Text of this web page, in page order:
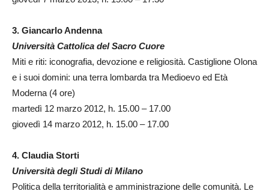
3. Giancarlo Andenna
Università Cattolica del Sacro Cuore
Miti e riti: iconografia, devozione e religiosità. Castiglione Olona
e i suoi domini: una terra lombarda tra Medioevo ed Età
Moderna (4 ore)
martedì 12 marzo 2012, h. 15.00 – 17.00
giovedì 14 marzo 2012, h. 15.00 – 17.00
4. Claudia Storti
Università degli Studi di Milano
Politica della territorialità e amministrazione delle comunità. Le